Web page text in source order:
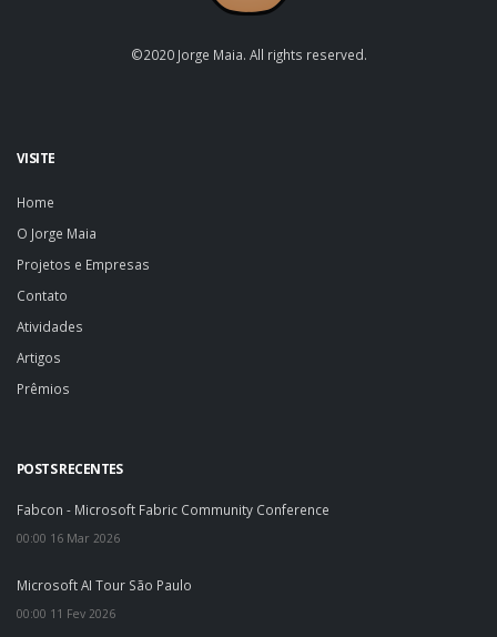
©2020 Jorge Maia. All rights reserved.
VISITE
Home
O Jorge Maia
Projetos e Empresas
Contato
Atividades
Artigos
Prêmios
POSTS RECENTES
Fabcon - Microsoft Fabric Community Conference
00:00 16 Mar 2026
Microsoft AI Tour São Paulo
00:00 11 Fev 2026